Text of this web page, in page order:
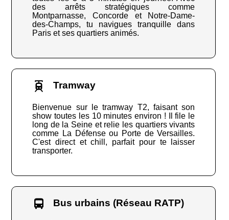
des arrêts stratégiques comme
Montparnasse, Concorde et Notre-Dame-
des-Champs, tu navigues tranquille dans
Paris et ses quartiers animés.
Tramway
Bienvenue sur le tramway T2, faisant son
show toutes les 10 minutes environ ! Il file le
long de la Seine et relie les quartiers vivants
comme La Défense ou Porte de Versailles.
C'est direct et chill, parfait pour te laisser
transporter.
Bus urbains (Réseau RATP)